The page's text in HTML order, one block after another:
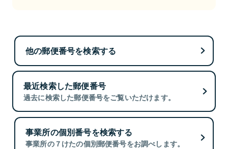
他の郵便番号を検索する
最近検索した郵便番号
過去に検索した郵便番号をご覧いただけます。
事業所の個別番号を検索する
事業所の７けたの個別郵便番号をお調べします。